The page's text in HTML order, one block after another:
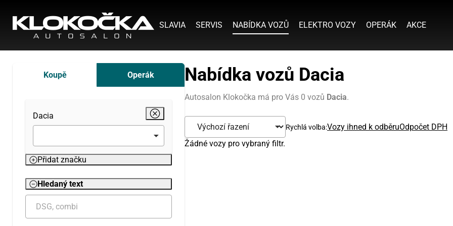
SLAVIA SERVIS NABÍDKA VOZŮ ELEKTRO VOZY OPERÁK AKCE
Koupě Operák
Dacia
Přidat značku
Hledaný text
Nabídka vozů Dacia
Autosalon Klokočka má pro Vás 0 vozů Dacia.
Rychlá volba:Vozy ihned k odběruOdpočet DPH
Žádné vozy pro vybraný filtr.